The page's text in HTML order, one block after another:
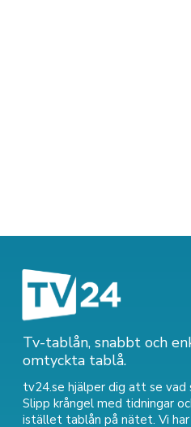
Tv-tablån, snabbt och
omtyckta tablå.
tv24.se hjälper dig att se vad
Slipp krångel med tidningar
istället tablån på nätet. Vi